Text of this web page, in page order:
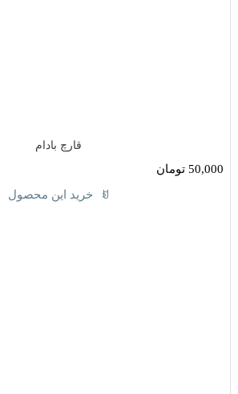
قارچ بادام
50,000 تومان
خرید این محصول